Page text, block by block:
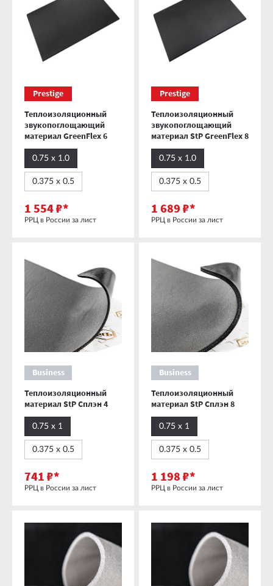
Prestige
Теплоизоляционный
звукопоглощающий
материал GreenFlex 6
0.75 х 1.0
0.375 х 0.5
1 554 ₽*
РРЦ в России за лист
Prestige
Теплоизоляционный
звукопоглощающий
материал StP GreenFlex 8
0.75 х 1.0
0.375 х 0.5
1 689 ₽*
РРЦ в России за лист
Business
Теплоизоляционный
материал StP Сплэн 4
0.75 х 1
0.375 х 0.5
741 ₽*
РРЦ в России за лист
Business
Теплоизоляционный
материал StP Сплэн 8
0.75 х 1
0.375 х 0.5
1 198 ₽*
РРЦ в России за лист